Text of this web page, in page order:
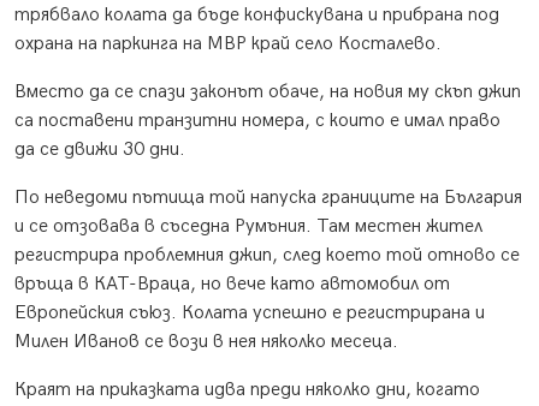
трябвало колата да бъде конфискувана и прибрана под
охрана на паркинга на МВР край село Косталево.
Вместо да се спази законът обаче, на новия му скъп джип
са поставени транзитни номера, с които е имал право
да се движи 30 дни.
По неведоми пътища той напуска границите на България
и се отзовава в съседна Румъния. Там местен жител
регистрира проблемния джип, след което той отново се
връща в КАТ-Враца, но вече като автомобил от
Европейския съюз. Колата успешно е регистрирана и
Милен Иванов се вози в нея няколко месеца.
Краят на приказката идва преди няколко дни, когато